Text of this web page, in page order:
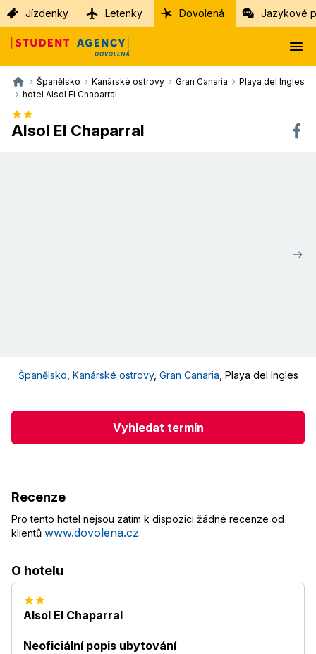
Jízdenky Letenky Dovolená Jazykové
Španělsko Kanárské ostrovy Gran Canaria
Playa del Ingles
hotel Alsol El Chaparral
Alsol El Chaparral
Španělsko Kanárské ostrovy, Gran Canaria Playa del Ingles
Vyhledat termín
Recenze
Pro tento hotel nejsou zatím k dispozici žádné recenze od
klientů www.dovolena.cz.
O hotelu
Alsol El Chaparral
Neoficiální popis ubytování